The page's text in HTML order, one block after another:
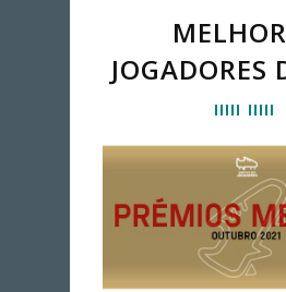
JOGADORES